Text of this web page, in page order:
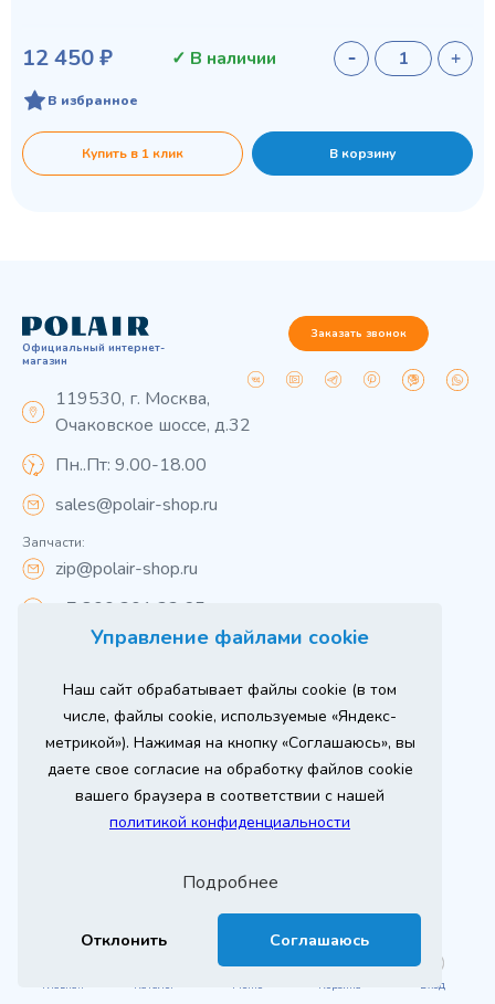
Управление файлами cookie
Наш сайт обрабатывает файлы cookie (в том
числе, файлы cookie, используемые «Яндекс-
метрикой»). Нажимая на кнопку «Соглашаюсь», вы
даете свое согласие на обработку файлов cookie
вашего браузера в соответствии с нашей
политикой конфиденциальности
Подробнее
Отклонить Соглашаюсь
12 450 ₽ ✓ В наличии
В избранное
Купить в 1 клик В корзину
Официальный интернет-
магазин
119530, г. Москва,
Очаковское шоссе, д.32
Пн..Пт: 9.00-18.00
sales@polair-shop.ru
Запчасти:
zip@polair-shop.ru
+7 800 301 33 65
Заказать звонок
Вся информация на сайте о товарах носит
справочный характер и не является публичной
офертой в соответствии с пунктом 2 статьи 437 ГК РФ.
Для получения подробной информации о наличии и
стоимости указанных товаров и (или) услуг,
пожалуйста, обращайтесь к менеджеру сайта по
телефону
При использовании материалов сайта ссылка
Продвижение сайта
Главная Каталог Меню Корзина Вход
Оставь заявку